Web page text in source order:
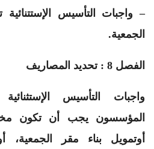
– واجبات التأسيس
الجمعية.
الفصل 8 : تحديد المصاريف
واجبات التأسيس
المؤسسون يجب أن تكون
أوتمويل بناء مقر